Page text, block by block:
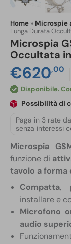
Home » Microspie
Lunga Durata
Microspia
Occultata
€620,00
Disponibile
Possibilità di
Paga in 3 rate da
senza interessi
Microspia
funzione di
tavolo a forma
Compatta,
installare e
Microfono
audio